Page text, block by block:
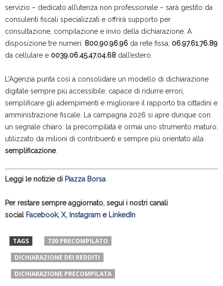
servizio – dedicato all’utenza non professionale – sarà gestito da
consulenti fiscali specializzati e offrirà supporto per
consultazione, compilazione e invio della dichiarazione. A
disposizione tre numeri: 800.90.96.96 da rete fissa, 06.97.61.76.89
da cellulare e 0039.06.45.47.04.68 dall’estero.
L’Agenzia punta così a consolidare un modello di dichiarazione
digitale sempre più accessibile, capace di ridurre errori,
semplificare gli adempimenti e migliorare il rapporto tra cittadini e
amministrazione fiscale. La campagna 2026 si apre dunque con
un segnale chiaro: la precompilata è ormai uno strumento maturo,
utilizzato da milioni di contribuenti e sempre più orientato alla
semplificazione.
Leggi le notizie di Piazza Borsa
Per restare sempre aggiornato, segui i nostri canali
social Facebook, X, Instagram e LinkedIn
TAGS
730 PRECOMPILATO
DICHIARAZIONE DEI REDDITI
DICHIARAZIONE PRECOMPILATA